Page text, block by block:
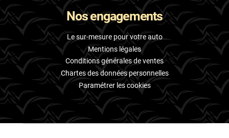
Nos engagements
Le sur-mesure pour votre auto
Mentions légales
Conditions générales de ventes
Chartes des données personnelles
Paramétrer les cookies